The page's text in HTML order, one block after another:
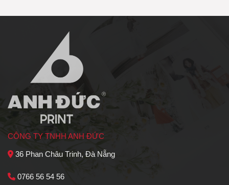
CÔNG TY TNHH ANH ĐỨC
36 Phan Châu Trinh, Đà Nẵng
0766 56 54 56